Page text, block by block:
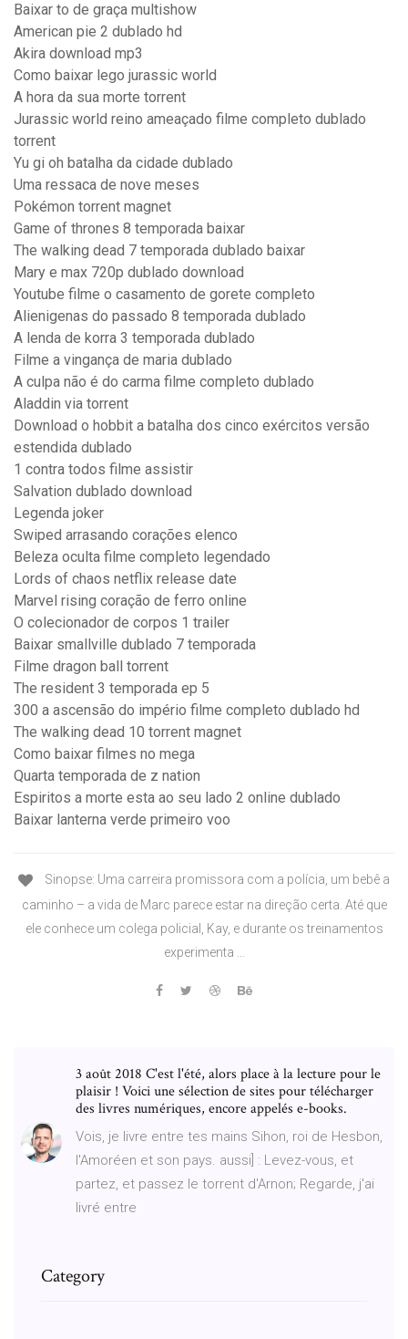
Baixar to de graça multishow
American pie 2 dublado hd
Akira download mp3
Como baixar lego jurassic world
A hora da sua morte torrent
Jurassic world reino ameaçado filme completo dublado
torrent
Yu gi oh batalha da cidade dublado
Uma ressaca de nove meses
Pokémon torrent magnet
Game of thrones 8 temporada baixar
The walking dead 7 temporada dublado baixar
Mary e max 720p dublado download
Youtube filme o casamento de gorete completo
Alienigenas do passado 8 temporada dublado
A lenda de korra 3 temporada dublado
Filme a vingança de maria dublado
A culpa não é do carma filme completo dublado
Aladdin via torrent
Download o hobbit a batalha dos cinco exércitos versão
estendida dublado
1 contra todos filme assistir
Salvation dublado download
Legenda joker
Swiped arrasando corações elenco
Beleza oculta filme completo legendado
Lords of chaos netflix release date
Marvel rising coração de ferro online
O colecionador de corpos 1 trailer
Baixar smallville dublado 7 temporada
Filme dragon ball torrent
The resident 3 temporada ep 5
300 a ascensão do império filme completo dublado hd
The walking dead 10 torrent magnet
Como baixar filmes no mega
Quarta temporada de z nation
Espiritos a morte esta ao seu lado 2 online dublado
Baixar lanterna verde primeiro voo
Sinopse: Uma carreira promissora com a polícia, um bebê a
caminho – a vida de Marc parece estar na direção certa. Até que
ele conhece um colega policial, Kay, e durante os treinamentos
experimenta …
3 août 2018 C'est l'été, alors place à la lecture pour le
plaisir ! Voici une sélection de sites pour télécharger
des livres numériques, encore appelés e-books.
Vois, je livre entre tes mains Sihon, roi de Hesbon,
l'Amoréen et son pays. aussi] : Levez-vous, et
partez, et passez le torrent d'Arnon; Regarde, j'ai
livré entre
Category